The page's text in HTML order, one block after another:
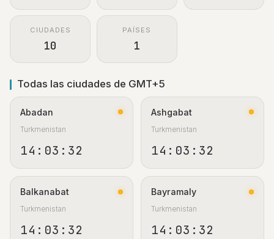
CIUDADES
10
PAÍSES
1
Todas las ciudades de GMT+5
Abadan
Turkmenistan
14:03:33
Ashgabat
Turkmenistan
14:03:33
Balkanabat
Turkmenistan
14:03:33
Bayramaly
Turkmenistan
14:03:33